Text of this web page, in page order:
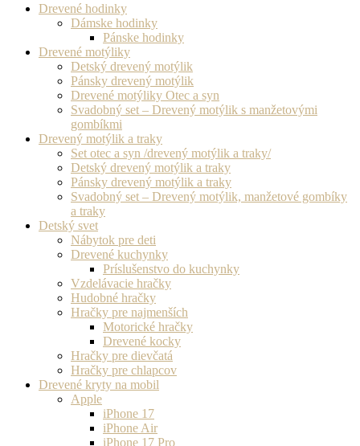
Drevené hodinky
Dámske hodinky
Pánske hodinky
Drevené motýliky
Detský drevený motýlik
Pánsky drevený motýlik
Drevené motýliky Otec a syn
Svadobný set – Drevený motýlik s manžetovými
gombíkmi
Drevený motýlik a traky
Set otec a syn /drevený motýlik a traky/
Detský drevený motýlik a traky
Pánsky drevený motýlik a traky
Svadobný set – Drevený motýlik, manžetové gombíky
a traky
Detský svet
Nábytok pre deti
Drevené kuchynky
Príslušenstvo do kuchynky
Vzdelávacie hračky
Hudobné hračky
Hračky pre najmenších
Motorické hračky
Drevené kocky
Hračky pre dievčatá
Hračky pre chlapcov
Drevené kryty na mobil
Apple
iPhone 17
iPhone Air
iPhone 17 Pro